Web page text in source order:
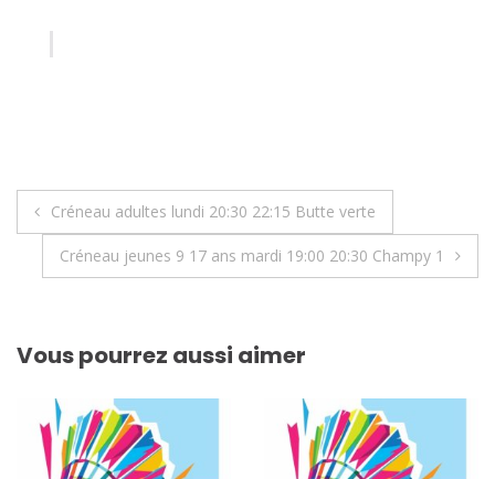
Navigation
Créneau adultes lundi 20:30 22:15 Butte verte
Créneau jeunes 9 17 ans mardi 19:00 20:30 Champy 1
Vous pourrez aussi aimer